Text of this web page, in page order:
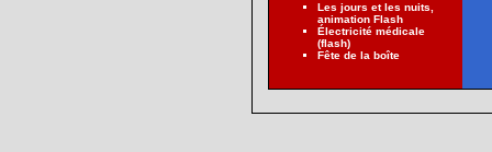
Les jours et les nuits,
animation Flash
Électricité médicale
(flash)
Fête de la boîte